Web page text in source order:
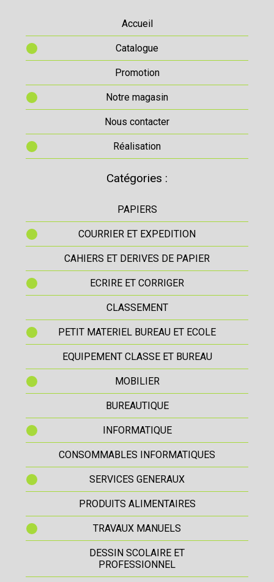
Accueil
Catalogue
Promotion
Notre magasin
Nous contacter
Réalisation
Catégories :
PAPIERS
COURRIER ET EXPEDITION
CAHIERS ET DERIVES DE PAPIER
ECRIRE ET CORRIGER
CLASSEMENT
PETIT MATERIEL BUREAU ET ECOLE
EQUIPEMENT CLASSE ET BUREAU
MOBILIER
BUREAUTIQUE
INFORMATIQUE
CONSOMMABLES INFORMATIQUES
SERVICES GENERAUX
PRODUITS ALIMENTAIRES
TRAVAUX MANUELS
DESSIN SCOLAIRE ET
PROFESSIONNEL